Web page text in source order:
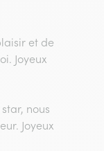
et de
Joyeux
nous
Joyeux